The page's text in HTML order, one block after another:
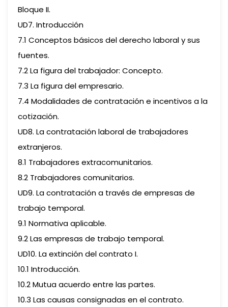
Bloque II.
UD7. Introducción
7.1 Conceptos básicos del derecho laboral y sus
fuentes.
7.2 La figura del trabajador: Concepto.
7.3 La figura del empresario.
7.4 Modalidades de contratación e incentivos a la
cotización.
UD8. La contratación laboral de trabajadores
extranjeros.
8.1 Trabajadores extracomunitarios.
8.2 Trabajadores comunitarios.
UD9. La contratación a través de empresas de
trabajo temporal.
9.1 Normativa aplicable.
9.2 Las empresas de trabajo temporal.
UD10. La extinción del contrato I.
10.1 Introducción.
10.2 Mutua acuerdo entre las partes.
10.3 Las causas consignadas en el contrato.